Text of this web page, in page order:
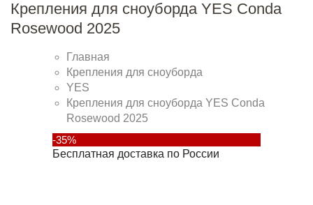
Крепления для сноуборда YES Conda
Rosewood 2025
Главная
Крепления для сноуборда
YES
Крепления для сноуборда YES Conda
Rosewood 2025
-35%
Бесплатная доставка по России